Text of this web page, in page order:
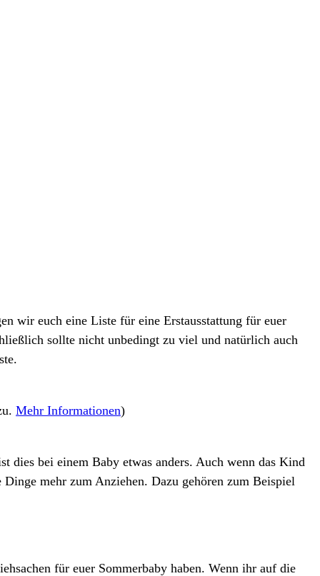
wir euch eine Liste für eine Erstausstattung für euer
sollte nicht unbedingt zu viel und natürlich auch
Mehr Informationen)
dies bei einem Baby etwas anders. Auch wenn das Kind
mehr zum Anziehen. Dazu gehören zum Beispiel
für euer Sommerbaby haben. Wenn ihr auf die